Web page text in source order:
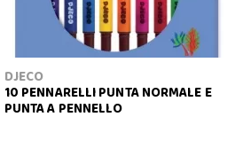
DJECO
10 PENNARELLI PUNTA NORMALE E
PUNTA A PENNELLO